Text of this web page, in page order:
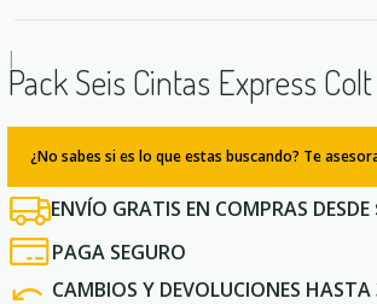
|
Pack Seis Cintas Express Colt
¿No sabes si es lo que estas buscando? Te
ENVÍO GRATIS EN COMPRAS
PAGA SEGURO
CAMBIOS Y DEVOLUCIONES HASTA